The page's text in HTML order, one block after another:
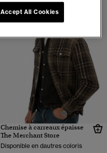
Chemise à carreaux épaisse
The Merchant Store
Disponible en dautres coloris
Accept All Cookies